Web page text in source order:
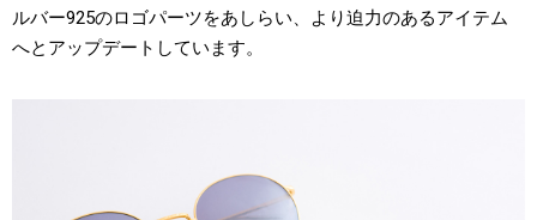
ルバー925のロゴパーツをあしらい、より迫力のあるアイテム
へとアップデートしています。